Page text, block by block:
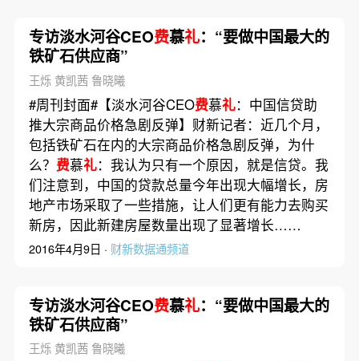
专访淡水河谷CEO费慕礼：“要做中国最大的
铁矿石供应商”
王烁 黄凯茜 鲁晓曦
#周刊封面#【淡水河谷CEO费慕礼：中国信贷助
推大宗商品价格急剧反弹】财新记者：近几个月，
包括铁矿石在内的大宗商品价格急剧反弹，为什
么？ 费慕礼：我认为只有一个原因，就是信贷。我
们注意到，中国的贷款总量今年出现大幅增长，房
地产市场采取了一些措施，让人们更有能力去购买
新房，因此新建房屋数量出现了显著增长……
2016年4月9日 · 财新数据通频道
专访淡水河谷CEO费慕礼：“要做中国最大的
铁矿石供应商”
王烁 黄凯茜 鲁晓曦